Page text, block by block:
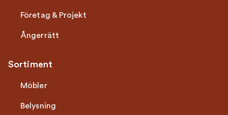
Företag & Projekt
Ångerrätt
Sortiment
Möbler
Belysning